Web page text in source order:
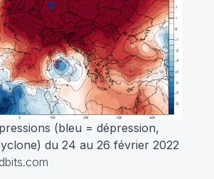
(bleu = dépression,
du 24 au 26 février 2022